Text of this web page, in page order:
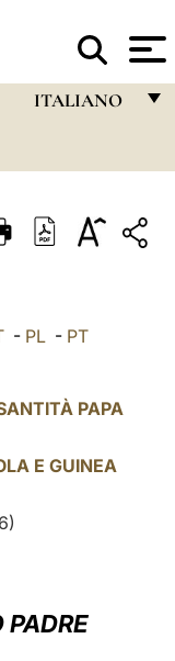
ITALIANO
ITALIANO
POLSKI
- PL - PT
PAPA
E GUINEA
PADRE